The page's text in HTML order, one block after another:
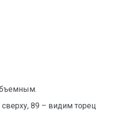
сверху, 89 – видим торец